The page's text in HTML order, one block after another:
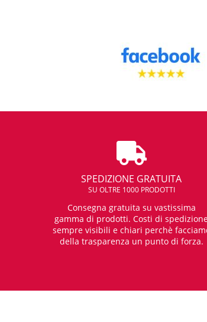
SPEDIZIONE GRATUITA
SU OLTRE 1000 PRODOTTI
Consegna gratuita su vastissima
gamma di prodotti. Costi di
sempre visibili e chiari perchè
della trasparenza un punto di forza.